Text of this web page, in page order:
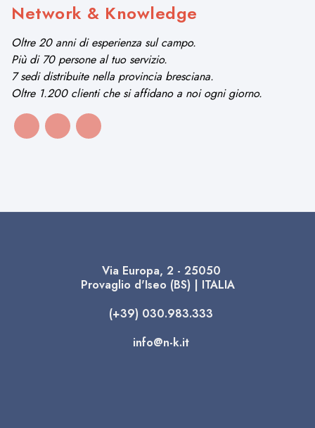
Network & Knowledge
Oltre 20 anni di esperienza sul campo.
Più di 70 persone al tuo servizio.
7 sedi distribuite nella provincia bresciana.
Oltre 1.200 clienti che si affidano a noi ogni giorno.
Via Europa, 2 - 25050
Provaglio d'Iseo (BS) | ITALIA
(+39) 030.983.333
info@n-k.it